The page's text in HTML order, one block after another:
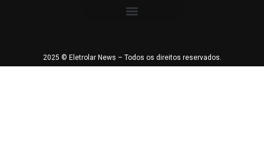
2025 © Eletrolar News – Todos os direitos reservados.